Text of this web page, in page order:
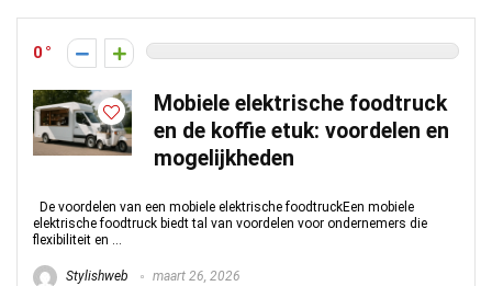
0
Mobiele elektrische foodtruck
en de koffie etuk: voordelen en
mogelijkheden
De voordelen van een mobiele elektrische foodtruckEen mobiele
elektrische foodtruck biedt tal van voordelen voor ondernemers die
flexibiliteit en ...
Stylishweb maart 26, 2026